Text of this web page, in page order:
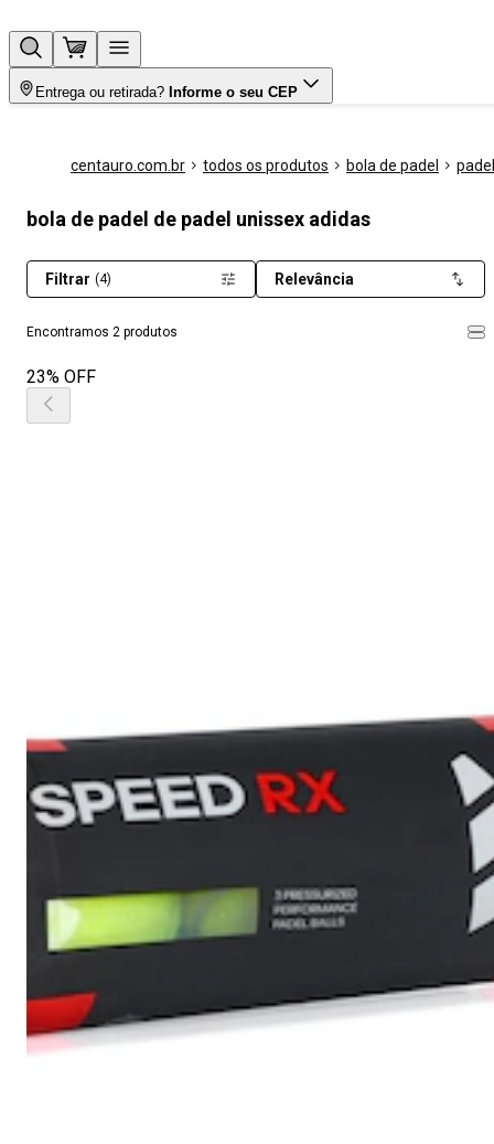
Entrega ou retirada? Informe o seu CEP
centauro.com.br todos os produtos bola de padel padel
bola de padel de padel unissex adidas
Encontramos 2 produtos
Filtrar (4) Relevância
23% OFF